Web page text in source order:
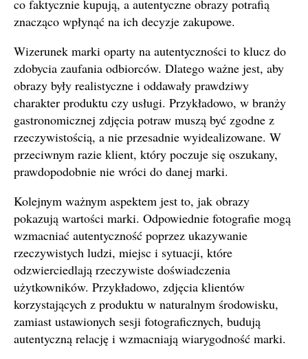
co faktycznie kupują, a autentyczne obrazy potrafią
znacząco wpłynąć na ich decyzje zakupowe.
Wizerunek marki oparty na autentyczności to klucz do
zdobycia zaufania odbiorców. Dlatego ważne jest, aby
obrazy były realistyczne i oddawały prawdziwy
charakter produktu czy usługi. Przykładowo, w branży
gastronomicznej zdjęcia potraw muszą być zgodne z
rzeczywistością, a nie przesadnie wyidealizowane. W
przeciwnym razie klient, który poczuje się oszukany,
prawdopodobnie nie wróci do danej marki.
Kolejnym ważnym aspektem jest to, jak obrazy
pokazują wartości marki. Odpowiednie fotografie mogą
wzmacniać autentyczność poprzez ukazywanie
rzeczywistych ludzi, miejsc i sytuacji, które
odzwierciedlają rzeczywiste doświadczenia
użytkowników. Przykładowo, zdjęcia klientów
korzystających z produktu w naturalnym środowisku,
zamiast ustawionych sesji fotograficznych, budują
autentyczną relację i wzmacniają wiarygodność marki.